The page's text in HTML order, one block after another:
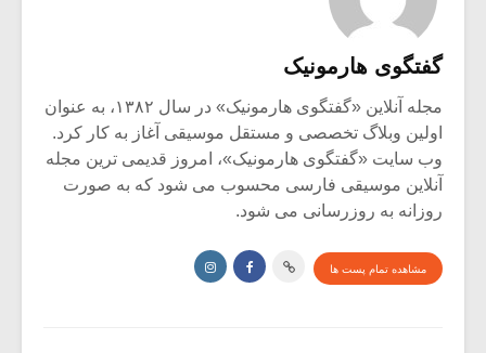
گفتگوی هارمونیک
مجله آنلاین «گفتگوی هارمونیک» در سال ۱۳۸۲، به عنوان
اولین وبلاگ تخصصی و مستقل موسیقی آغاز به کار کرد.
وب سایت «گفتگوی هارمونیک»، امروز قدیمی ترین مجله
آنلاین موسیقی فارسی محسوب می شود که به صورت
روزانه به روزرسانی می شود.
مشاهده تمام پست ها